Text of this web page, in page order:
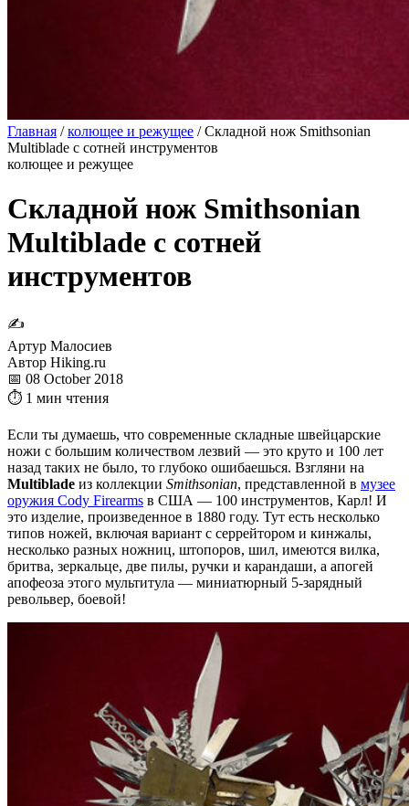
Главная / колющее и режущее / Складной нож Smithsonian
Multiblade с сотней инструментов
колющее и режущее
Складной нож Smithsonian
Multiblade с сотней
инструментов
✍
Артур Малосиев
Автор Hiking.ru
📅 08 October 2018
⏱ 1 мин чтения
Если ты думаешь, что современные складные швейцарские
ножи с большим количеством лезвий — это круто и 100 лет
назад таких не было, то глубоко ошибаешься. Взгляни на
Multiblade из коллекции Smithsonian, представленной в музее
оружия Cody Firearms в США — 100 инструментов, Карл! И
это изделие, произведенное в 1880 году. Тут есть несколько
типов ножей, включая вариант с серрейтором и кинжалы,
несколько разных ножниц, штопоров, шил, имеются вилка,
бритва, зеркальце, две пилы, ручки и карандаши, а апогей
апофеоза этого мультитула — миниатюрный 5-зарядный
револьвер, боевой!